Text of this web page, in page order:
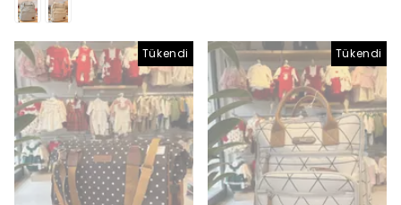
Tükendi Tükendi